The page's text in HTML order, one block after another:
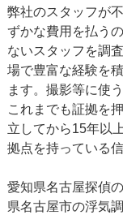
弊社のスタッフが
ずかな費用を払う
ないスタッフを調
場で豊富な経験を
ます。撮影等に使
これまでも証拠を
立してから15年以
拠点を持っている
愛知県名古屋探偵
県名古屋市の浮気